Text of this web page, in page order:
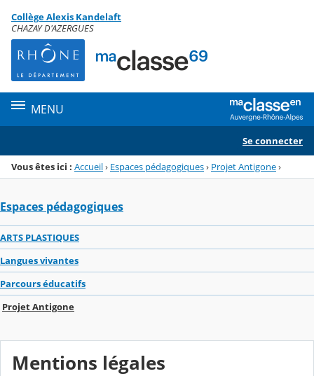
Menu de la rubrique
Contenu
Collège Alexis Kandelaft
CHAZAY D'AZERGUES
MENU
Se connecter
Vous êtes ici : Accueil› Espaces pédagogiques› Projet Antigone›
Espaces pédagogiques
ARTS PLASTIQUES
Langues vivantes
Parcours éducatifs
Projet Antigone
Mentions légales